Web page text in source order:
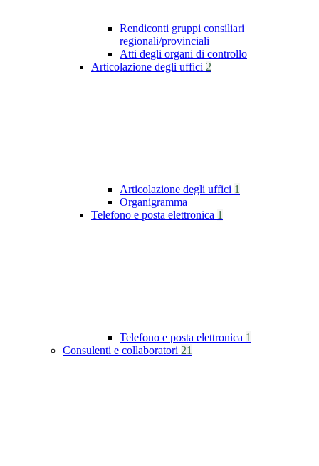
Rendiconti gruppi consiliari
regionali/provinciali
Atti degli organi di controllo
Articolazione degli uffici 2
Articolazione degli uffici 1
Organigramma
Telefono e posta elettronica 1
Telefono e posta elettronica 1
Consulenti e collaboratori 21